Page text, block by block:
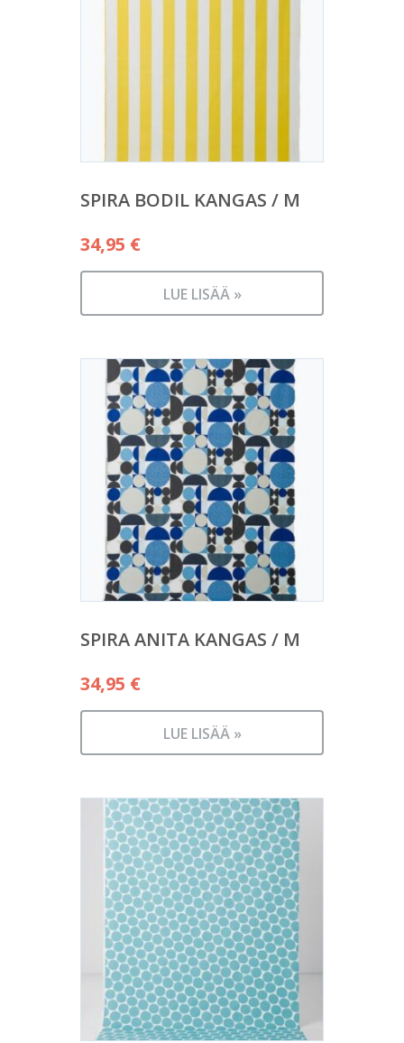
SPIRA BODIL KANGAS / M
34,95 €
LUE LISÄÄ »
SPIRA ANITA KANGAS / M
34,95 €
LUE LISÄÄ »